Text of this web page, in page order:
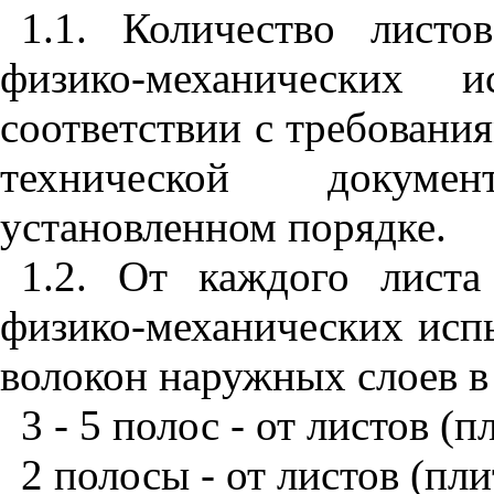
1.1. Количество
физико-механических
соответствии с
технической
установленном порядке.
1.2. От каждого
физико-механических
волокон наружных слоев в
3 - 5 полос - от листов
2 полосы - от листов